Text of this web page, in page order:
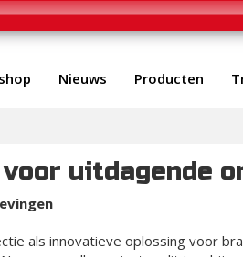
Nieuws Producten
uitdagende
als innovatieve oplossing voor